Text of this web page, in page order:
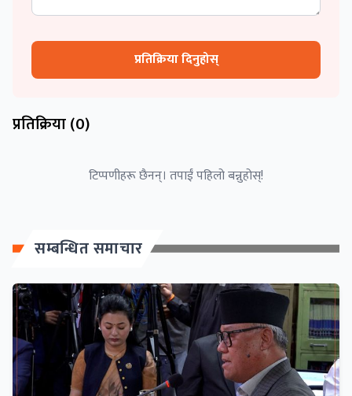
प्रतिक्रिया दिनुहोस्
प्रतिक्रिया (0)
टिप्पणीहरू छैनन्। तपाईं पहिलो बन्नुहोस्!
सम्बन्धित समाचार